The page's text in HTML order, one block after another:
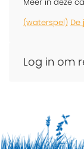
Meer in deze
(waterspel) De
Log in om